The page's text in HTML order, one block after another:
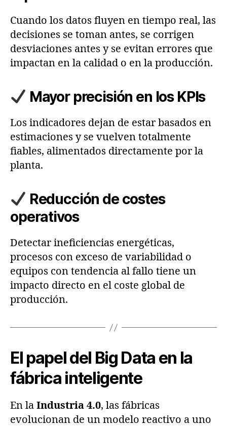
Cuando los datos fluyen en tiempo real, las
decisiones se toman antes, se corrigen
desviaciones antes y se evitan errores que
impactan en la calidad o en la producción.
Mayor precisión en los KPIs
Los indicadores dejan de estar basados en
estimaciones y se vuelven totalmente
fiables, alimentados directamente por la
planta.
Reducción de costes
operativos
Detectar ineficiencias energéticas,
procesos con exceso de variabilidad o
equipos con tendencia al fallo tiene un
impacto directo en el coste global de
producción.
El papel del Big Data en la
fábrica inteligente
En la Industria 4.0, las fábricas
evolucionan de un modelo reactivo a uno